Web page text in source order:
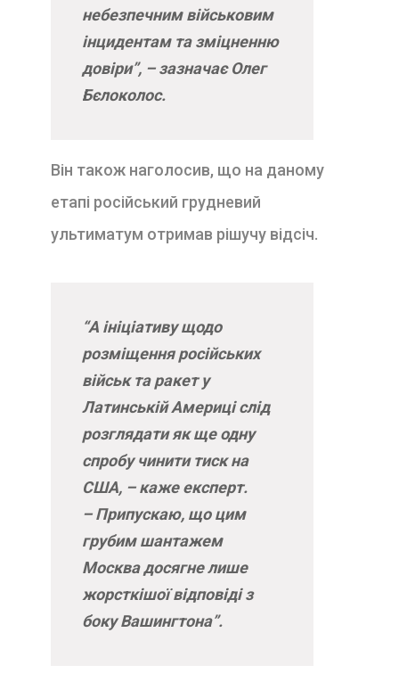
небезпечним військовим
інцидентам та зміцненню
довіри”, – зазначає Олег
Бєлоколос.
Він також наголосив, що на даному
етапі російський грудневий
ультиматум отримав рішучу відсіч.
“А ініціативу щодо
розміщення російських
військ та ракет у
Латинській Америці слід
розглядати як ще одну
спробу чинити тиск на
США, – каже експерт.
– Припускаю, що цим
грубим шантажем
Москва досягне лише
жорсткішої відповіді з
боку Вашингтона”.